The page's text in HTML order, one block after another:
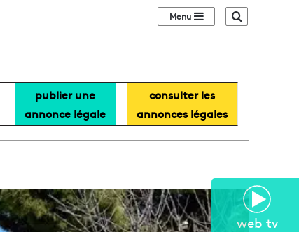
web tv
Sidebar (barre
publier une
annonce légale
consulter les
annonces légales